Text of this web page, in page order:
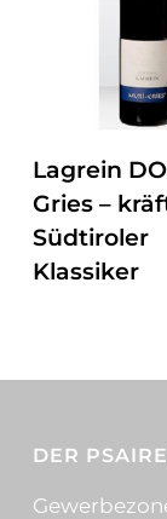
ZUM
Lagrein
Gries –
Südtiroler
Klassiker
DER